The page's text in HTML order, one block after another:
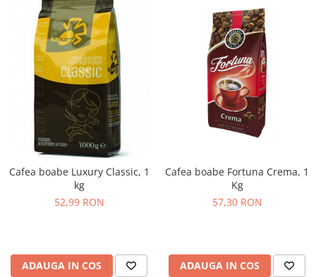
Cafea boabe Luxury Classic, 1
kg
52,99 RON
ADAUGA IN COS
Cafea boabe Fortuna Crema, 1
Kg
57,30 RON
ADAUGA IN COS